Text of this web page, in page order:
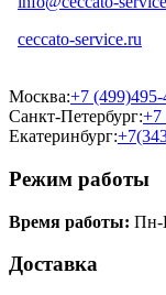
ceccato-service.ru
Москва:+7
Санкт-Петербург:+7
Екатеринбург:
Режим работы
Время работы: Пн-
Доставка